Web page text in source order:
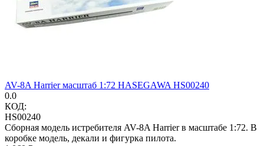
AV-8A Harrier масштаб 1:72 HASEGAWA HS00240
0.0
КОД:
HS00240
Сборная модель истребителя AV-8A Harrier в масштабе 1:72. В
коробке модель, декали и фигурка пилота.